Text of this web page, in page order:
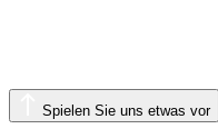
Spielen Sie uns etwas vor